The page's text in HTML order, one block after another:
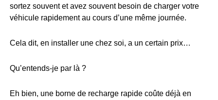
sortez souvent et avez souvent besoin de charger votre
véhicule rapidement au cours d’une même journée.
Cela dit, en installer une chez soi, a un certain prix…
Qu’entends-je par là ?
Eh bien, une borne de recharge rapide coûte déjà en